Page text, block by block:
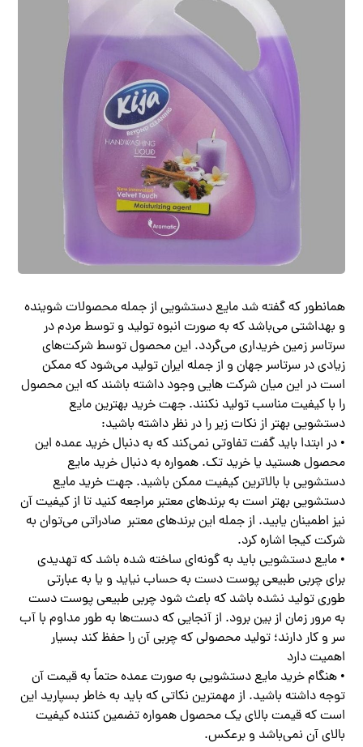
همانطور که گفته شد مایع دستشویی از جمله محصولات شوینده
و بهداشتی می‌باشد که به صورت انبوه تولید و توسط مردم در
سرتاسر زمین خریداری می‌گردد. این محصول توسط شرکت‌های
زیادی در سرتاسر جهان و از جمله ایران تولید می‌شود که ممکن
است در این میان شرکت ‌هایی وجود داشته باشند که این محصول
را با کیفیت مناسب تولید نکنند. جهت خرید بهترین مایع
دستشویی بهتر از نکات زیر را در نظر داشته باشید:
• در ابتدا باید گفت تفاوتی نمی‌کند که به دنبال خرید عمده این
محصول هستید یا خرید تک. همواره به دنبال خرید مایع
دستشویی با بالاترین کیفیت ممکن باشید. جهت خرید مایع
دستشویی بهتر است به برندهای معتبر مراجعه کنید تا از کیفیت آن
نیز اطمینان یابید. از جمله این برندهای معتبر صادراتی می‌توان به
شرکت کیجا اشاره کرد.
• مایع دستشویی باید به گونه‌ای ساخته شده باشد که تهدیدی
برای چربی طبیعی پوست دست به حساب نیاید و یا به عبارتی
طوری تولید نشده باشد که باعث شود چربی طبیعی پوست دست
به مرور زمان از بین برود. از آنجایی که دست‌ها به طور مداوم با آب
سر و کار دارند؛ تولید محصولی که چربی آن را حفظ کند بسیار
اهمیت دارد
• هنگام خرید مایع دستشویی به صورت عمده حتماً به قیمت آن
توجه داشته باشید. از مهمترین نکاتی که باید به خاطر بسپارید این
است که قیمت بالای یک محصول همواره تضمین کننده کیفیت
بالای آن نمی‌باشد و برعکس.